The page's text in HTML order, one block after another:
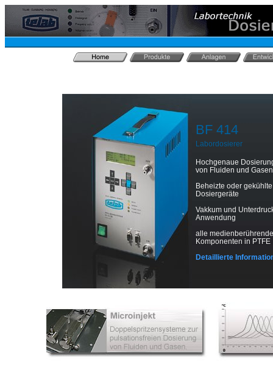
BF 414
Labordosierer
Hochgenaue
von Fluiden und Gasen
Beheizte oder gekühlte
Dosiergeräte
Vakkum und
Anwendung
alle medienberührende
Komponenten in PTFE
Detaillierte